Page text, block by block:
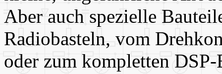
Aber auch spezielle
Radiobasteln, vom
oder zum kompletten